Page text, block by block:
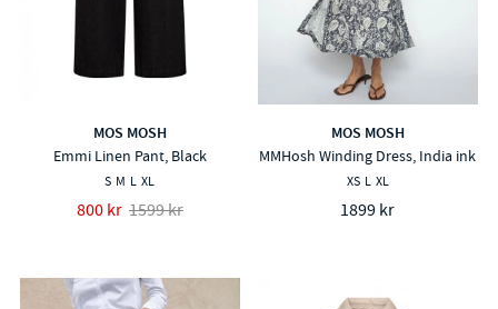
MOS MOSH
Emmi Linen Pant, Black
S M L XL
800 kr 1599 kr
MOS MOSH
MMHosh Winding Dress, India ink
XS L XL
1899 kr